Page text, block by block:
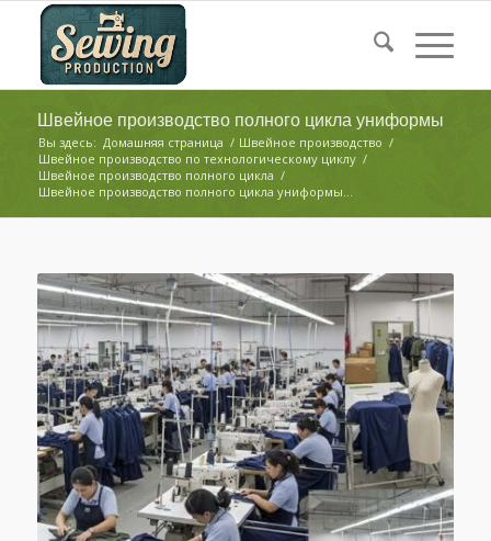
Швейное производство полного цикла униформы
Вы здесь: Домашняя страница / Швейное производство /
Швейное производство по технологическому циклу /
Швейное производство полного цикла /
Швейное производство полного цикла униформы...